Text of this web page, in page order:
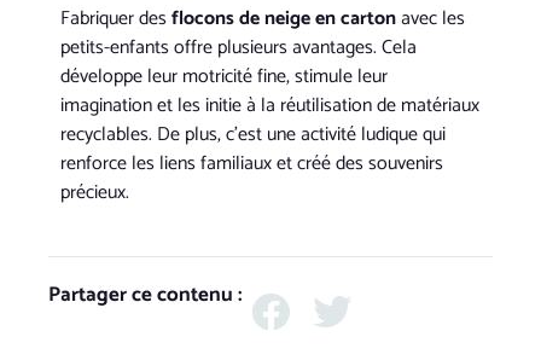
Fabriquer desflocons de neige en cartonavec les
petits-enfants offre plusieurs avantages. Cela
développe leur motricité fine, stimule leur
imagination et les initie à la réutilisation de matériaux
recyclables. De plus, c’est une activité ludique qui
renforce les liens familiaux et créé des souvenirs
précieux.
Partager ce contenu :